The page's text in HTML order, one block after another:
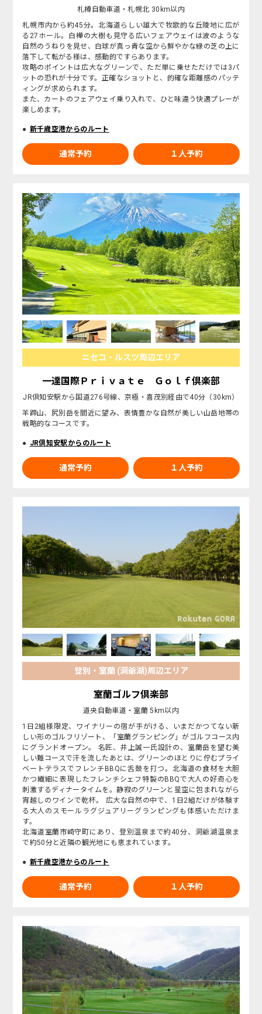
札樽自動車道・札幌北 30km以内
札幌市内から約45分。北海道らしい雄大で牧歌的な丘陵地に広が
る27ホール。白樺の大樹も見守る広いフェアウェイは波のような
自然のうねりを見せ、白球が真っ青な空から鮮やかな緑の芝の上に
落下して転がる様は、感動的ですらあります。
攻略のポイントは広大なグリーンで、ただ単に乗せただけでは3パ
ットの恐れが十分です。正確なショットと、的確な距離感のパッテ
ィングが求められます。
また、カートのフェアウェイ乗り入れで、ひと味違う快適プレーが
楽しめます。
新千歳空港からのルート
通常予約 １人予約
ニセコ・ルスツ周辺エリア
一達国際Ｐｒｉｖａｔｅ Ｇｏｌｆ倶楽部
JR倶知安駅から国道276号線、京極・喜茂別経由で40分（30km）
羊蹄山、尻別岳を間近に望み、表情豊かな自然が美しい山岳地帯の
戦略的なコースです。
JR倶知安駅からのルート
通常予約 １人予約
登別・室蘭 (洞爺湖)周辺エリア
室蘭ゴルフ倶楽部
道央自動車道・室蘭 5km以内
1日2組様限定、ワイナリーの宿が手がける、いまだかつてない新
しい形のゴルフリゾート、「室蘭グランピング」がゴルフコース内
にグランドオープン。 名匠、井上誠一氏設計の、室蘭岳を望む美
しい難コースで汗を流したあとは、グリーンのほとりに佇むプライ
ベートテラスでフレンチBBQに舌鼓を打つ。北海道の食材を大胆
かつ繊細に表現したフレンチシェフ特製のBBQで大人の好奇心を
刺激するディナータイムを。静寂のグリーンと星空に包まれながら
宵越しのワインで乾杯。 広大な自然の中で、1日2組だけが体験す
る大人のスモールラグジュアリーグランピングも体感いただけま
す。
北海道室蘭市崎守町にあり、登別温泉まで約40分、洞爺湖温泉ま
で約50分と近隣の観光地にも恵まれています。
新千歳空港からのルート
通常予約 １人予約